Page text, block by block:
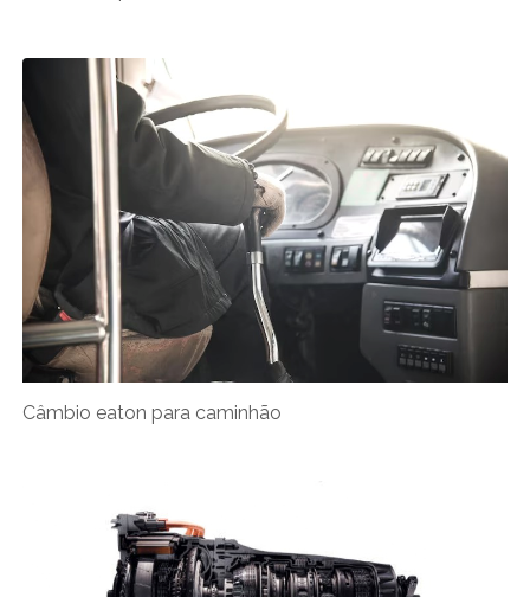
Câmbio eaton para caminhão